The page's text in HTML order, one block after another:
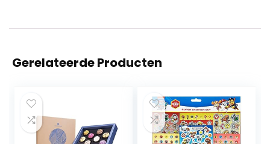
Gerelateerde Producten